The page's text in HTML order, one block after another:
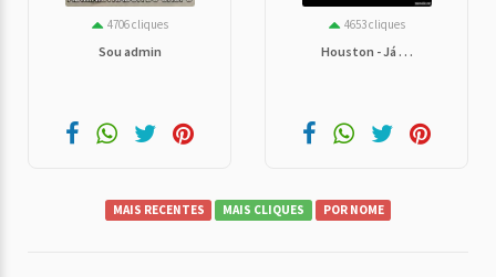
4706 cliques
Sou admin
4653 cliques
Houston - Já . . .
MAIS RECENTES MAIS CLIQUES POR NOME